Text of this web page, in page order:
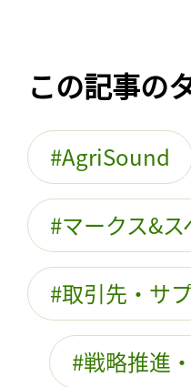
この記事の
AgriSound
マークス&
取引先・サ
戦略推進